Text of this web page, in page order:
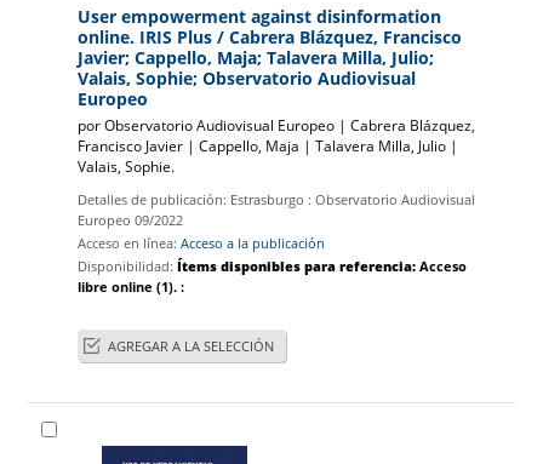
User empowerment against disinformation
online. IRIS Plus/ Cabrera Blázquez, Francisco
Javier; Cappello, Maja; Talavera Milla, Julio;
Valais, Sophie; Observatorio Audiovisual
Europeo
porObservatorio Audiovisual Europeo |Cabrera Blázquez,
Francisco Javier |Cappello, Maja |Talavera Milla, Julio |
Valais, Sophie.
Detalles de publicación: Estrasburgo : Observatorio Audiovisual
Europeo 09/2022
Acceso en línea:Acceso a la publicación
Disponibilidad:Ítems disponibles para referencia:Acceso
libre online (1).:
AGREGAR A LA SELECCIÓN